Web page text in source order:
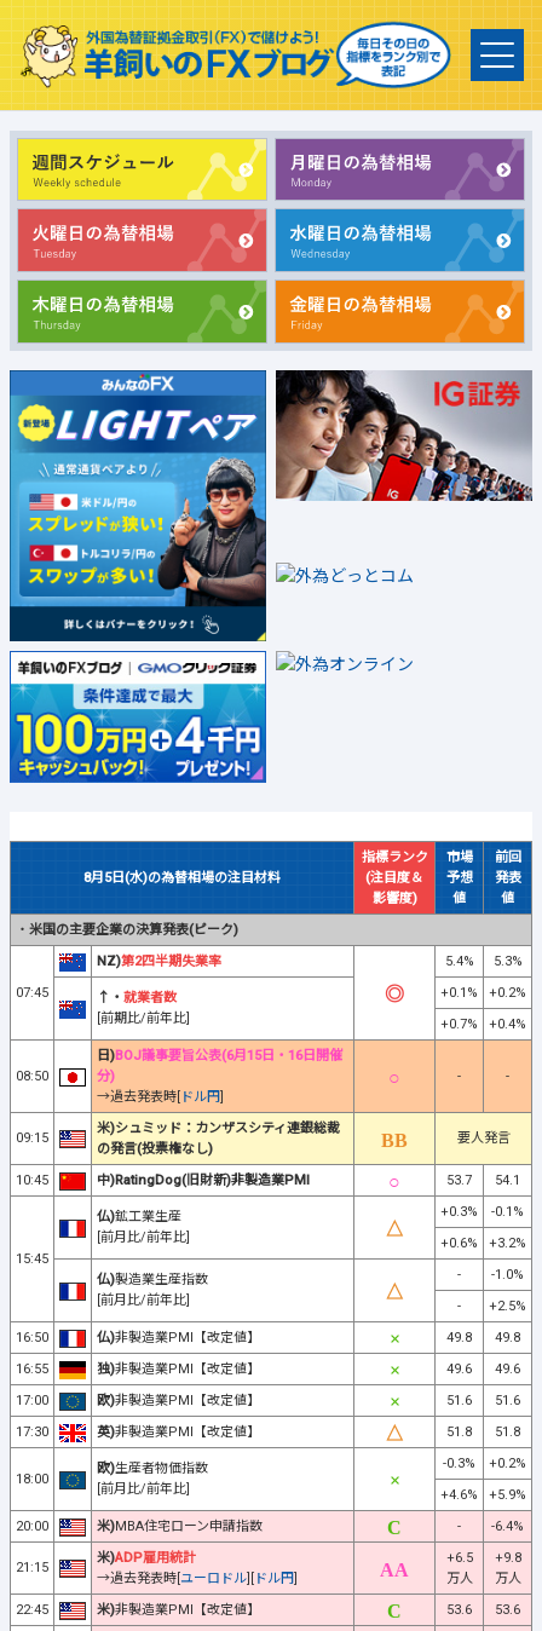
8月5日(水)の為替相場の注目材料
指標ランク
(注目度＆
影響度)
市場
予想
値
前回
発表
値
・ 米国の主要企業の決算発表(ピーク)
07:45
NZ)第2四半期失業率 5.4% 5.3%
↑・ 就業者数
[前期比/前年比]
+0.1%
+0.2%
+0.7%
+0.4%
08:50
日)BOJ議事要旨公表(6月15日・16日開催
分)
→過去発表時[ ドル円]
- -
09:15
米)シュミッド：カンザスシティ連銀総裁
の発言(投票権なし)
要人発言
10:45 中)RatingDog(旧財新)非製造業PMI 53.7 54.1
15:45
仏)鉱工業生産
[前月比/前年比]
+0.3%
-0.1%
+0.6%
+3.2%
仏)製造業生産指数
[前月比/前年比]
-
-1.0%
-
+2.5%
16:50
仏)非製造業PMI【改定値】 49.8
49.8
16:55
独)非製造業PMI【改定値】 49.6
49.6
17:00
欧)非製造業PMI【改定値】 51.6
51.6
17:30
英)非製造業PMI【改定値】 51.8 51.8
18:00
欧)生産者物価指数
[前月比/前年比]
-0.3%
+0.2%
+4.6%
+5.9%
20:00
米)MBA住宅ローン申請指数 - -6.4%
21:15
米)ADP雇用統計
→過去発表時[ユーロドル][ ドル円]
+6.5
万人
+9.8
万人
22:45
米)非製造業PMI【改定値】 53.6 53.6